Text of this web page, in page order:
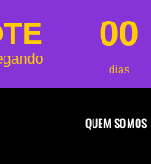
00
dias
QUEM SOMOS